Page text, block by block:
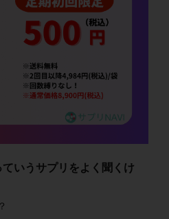
ていうサプリをよく聞くけ